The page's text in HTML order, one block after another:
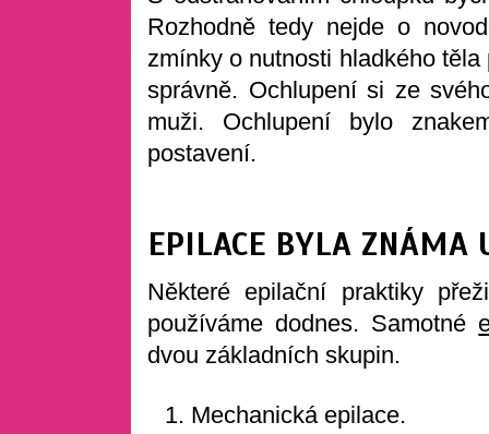
Rozhodně tedy nejde o
zmínky o nutnosti hladkého
správně. Ochlupení si ze
muži. Ochlupení bylo
postavení.
EPILACE BYLA ZNÁMA
Některé epilační praktiky
používáme dodnes. Samotné
dvou základních skupin.
Mechanická epilace.